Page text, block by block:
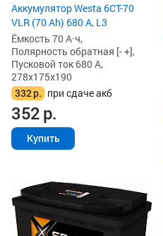
Аккумулятор Westa 6СТ-70
VLR (70 Ah) 680 А, L3
Ёмкость 70 А·ч,
Полярность обратная [- +],
Пусковой ток 680 А,
278x175x190
332р. при сдаче акб
352р.
Купить